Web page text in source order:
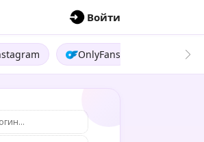
Войти
OnlyFans Boosty